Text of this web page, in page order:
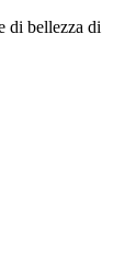
di bellezza di